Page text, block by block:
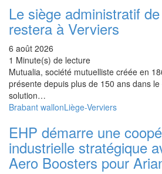
Le siège administratif
restera à Verviers
6 août 2026
1 Minute(s) de lecture
Mutualia, société mutuelliste créée en
présente depuis plus de 150 ans dans
solution…
Brabant wallonLiège-Verviers
EHP démarre une
industrielle stratégique
Aero Boosters pour